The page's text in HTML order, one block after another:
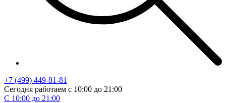
+7 (499) 449-81-81
Сегодня работаем с 10:00 до 21:00
С 10:00 до 21:00